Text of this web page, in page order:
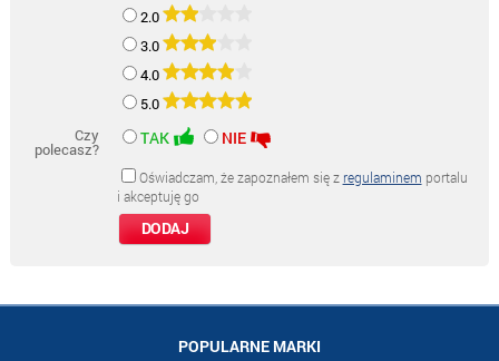
2.0
3.0
4.0
5.0
Czy
polecasz?
TAK NIE
Oświadczam, że zapoznałem się z regulaminem portalu
i akceptuję go
POPULARNE MARKI